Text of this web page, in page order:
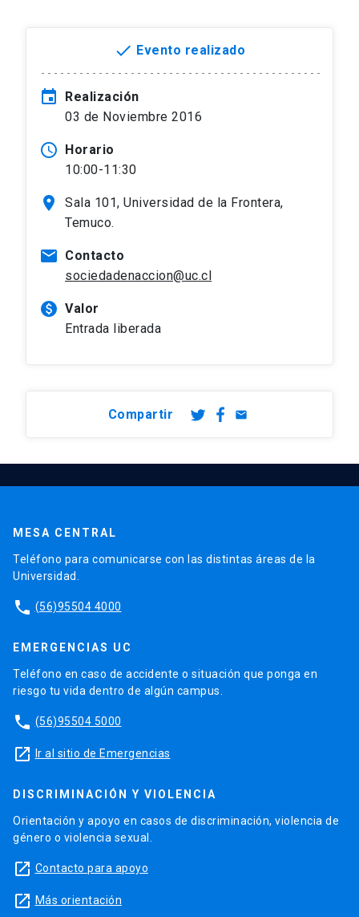
done Evento realizado
event
Realización
03 de Noviembre 2016
access_time Horario
10:00-11:30
location_on
Sala 101, Universidad de la Frontera,
Temuco.
mail Contacto
sociedadenaccion@uc.cl
paid Valor
Entrada liberada
Compartir email
MESA CENTRAL
Teléfono para comunicarse con las distintas áreas de la
Universidad.
phone (56)95504 4000
EMERGENCIAS UC
Teléfono en caso de accidente o situación que ponga en
riesgo tu vida dentro de algún campus.
phone (56)95504 5000
launch Ir al sitio de Emergencias
DISCRIMINACIÓN Y VIOLENCIA
Orientación y apoyo en casos de discriminación, violencia de
género o violencia sexual.
launch Contacto para apoyo
launch Más orientación